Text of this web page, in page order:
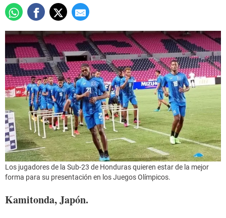
Los jugadores de la Sub-23 de Honduras quieren estar de la mejor
forma para su presentación en los Juegos Olímpicos.
Kamitonda, Japón.